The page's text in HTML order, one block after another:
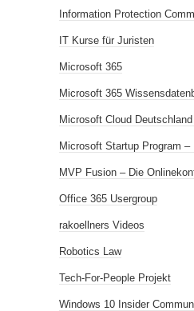
Information Protection
IT Kurse für Juristen
Microsoft 365
Microsoft 365
Microsoft Cloud
Microsoft Startup Program –
MVP Fusion – Die
Office 365 Usergroup
rakoellners Videos
Robotics Law
Tech-For-People Projekt
Windows 10 Insider